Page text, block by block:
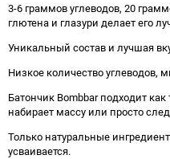
3-6 граммов углеводов, 20
глютена и глазури делает его
Уникальный состав и лучшая
Низкое количество углеводов,
Батончик Bombbar подходит как
набирает массу или просто
Только натуральные
усваивается.